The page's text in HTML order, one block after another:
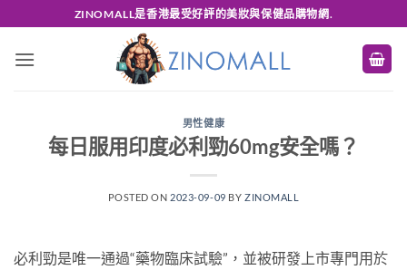
to
content
ZINOMALL是香港最受好評的美妝與保健品購物網.
男性健康
每日服用印度必利勁60mg安全嗎？
POSTED ON 2023-09-09 BY ZINOMALL
必利勁是唯一通過“藥物臨床試驗”，並被研發上市專門用於